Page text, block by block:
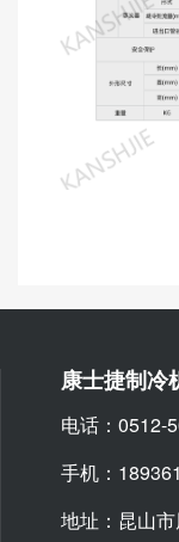
康士捷制冷
电话：0512-
手机：
地址：昆山